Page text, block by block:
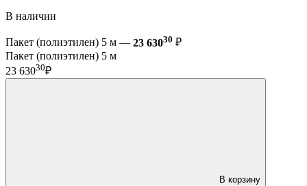
В наличии
Пакет (полиэтилен) 5 м — 23 63030 ₽
Пакет (полиэтилен) 5 м
23 63030₽
В корзину